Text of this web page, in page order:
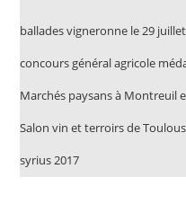
ballades vigneronne le 29
concours général agricole
Marchés paysans à Montreuil
Salon vin et terroirs de
syrius 2017